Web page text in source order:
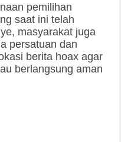
pemilihan
saat ini telah
masyarakat juga
persatuan dan
berita hoax agar
berlangsung aman